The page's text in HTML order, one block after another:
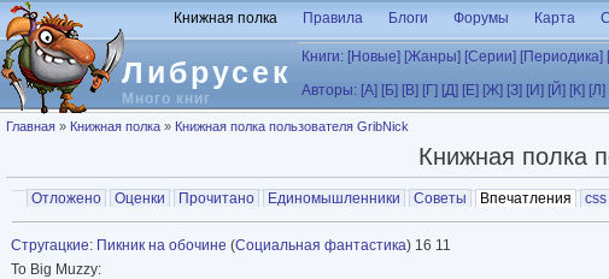
Перейти к основному содержанию
Либрусек
Много книг
Книжная полка Правила Блоги Форумы Карта
Книги: [Новые] [Жанры] [Серии] [Периодика]
Авторы: [А] [Б] [В] [Г] [Д] [Е] [Ж] [З] [И] [Й] [К] [Л]
Вы здесь
Главная » Книжная полка » Книжная полка пользователя GribNick
Книжная полка
Главные вкладки
Отложено Оценки Прочитано Единомышленники Советы Впечатления css
Вторичные вкладки
Стругацкие: Пикник на обочине (Социальная фантастика) 16 11
To Big Muzzy: